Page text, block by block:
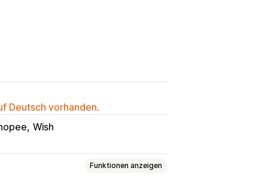
Deutsch vorhanden.
Wish
Funktionen anzeigen